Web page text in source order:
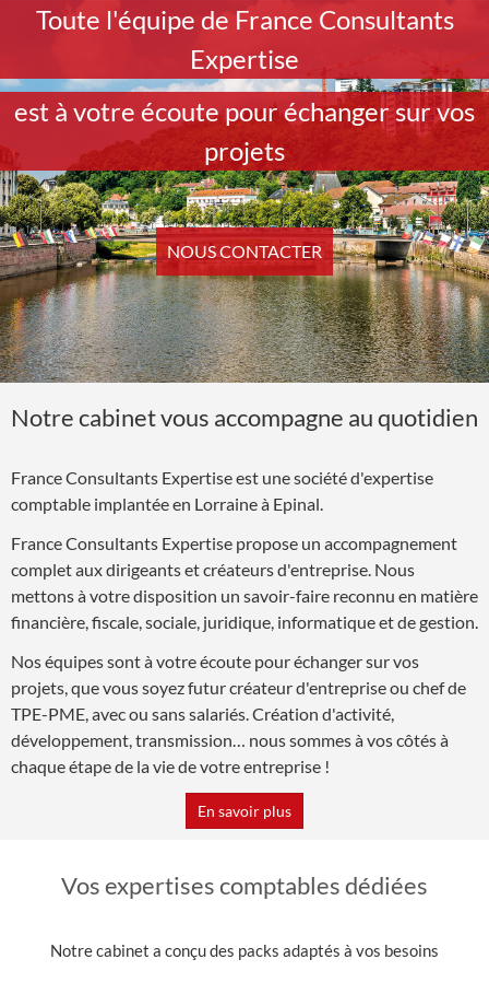
Toute l'équipe de France Consultants
Expertise
est à votre écoute pour échanger sur vos
projets
NOUS CONTACTER
Notre cabinet vous accompagne au quotidien
France Consultants Expertise est une société d'expertise
comptable implantée en Lorraine à Epinal.
France Consultants Expertise propose un accompagnement
complet aux dirigeants et créateurs d'entreprise. Nous
mettons à votre disposition un savoir-faire reconnu en matière
financière, fiscale, sociale, juridique, informatique et de gestion.
Nos équipes sont à votre écoute pour échanger sur vos
projets, que vous soyez futur créateur d'entreprise ou chef de
TPE-PME, avec ou sans salariés. Création d'activité,
développement, transmission… nous sommes à vos côtés à
chaque étape de la vie de votre entreprise !
En savoir plus
Vos expertises comptables dédiées
Notre cabinet a conçu des packs adaptés à vos besoins